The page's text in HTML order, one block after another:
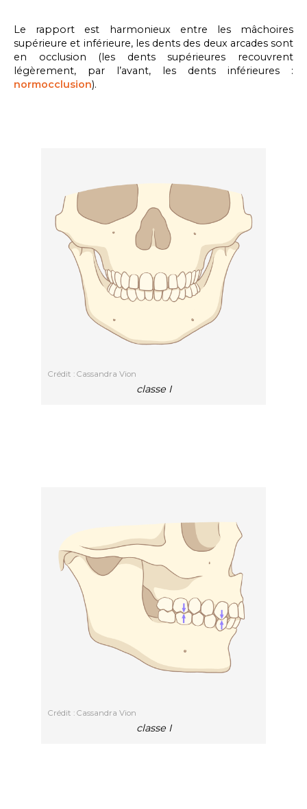
Le rapport est harmonieux entre les mâchoires
supérieure et inférieure, les dents des deux arcades sont
en occlusion (les dents supérieures recouvrent
légèrement, par l’avant, les dents inférieures :
normocclusion).
Crédit : Cassandra Vion
classe I
Crédit : Cassandra Vion
classe I